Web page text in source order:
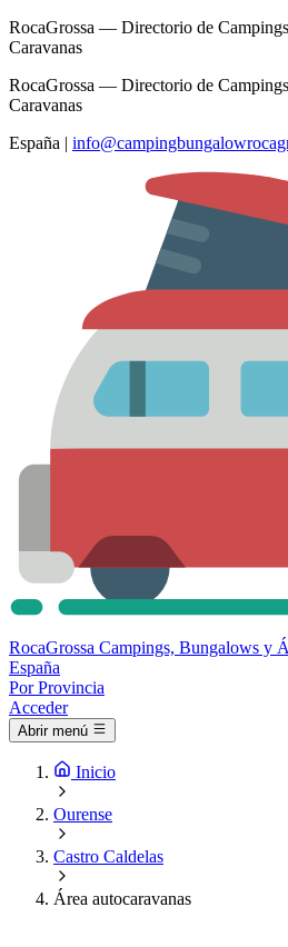
RocaGrossa — Directorio de
Caravanas
RocaGrossa — Directorio de
Caravanas
España |
RocaGrossa Campings, Bungalows y
España
Por Provincia
Acceder
Abrir menú
Inicio
Ourense
Castro Caldelas
Área autocaravanas